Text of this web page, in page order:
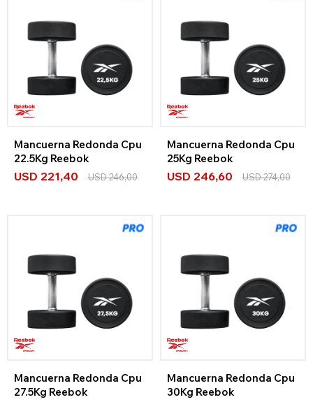
Mancuerna Redonda Cpu
22.5Kg Reebok
USD 221,40 USD246,00
Mancuerna Redonda Cpu
25Kg Reebok
USD 246,60 USD274,00
Mancuerna Redonda Cpu
27.5Kg Reebok
Mancuerna Redonda Cpu
30Kg Reebok